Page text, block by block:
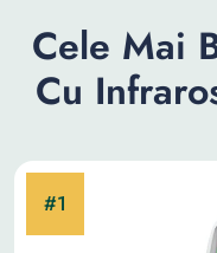
Cele Mai
Cu